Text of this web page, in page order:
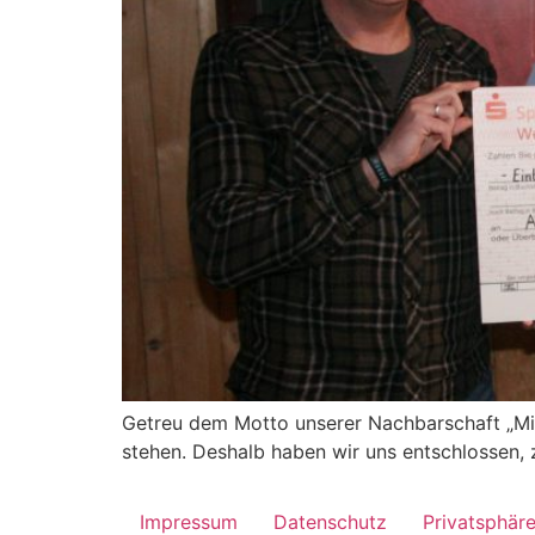
Getreu dem Motto unserer Nachbarschaft
stehen. Deshalb haben wir uns entschlossen,
Impressum Datenschutz